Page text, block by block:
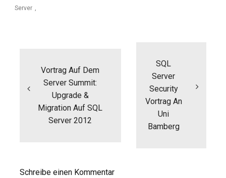
Server
Vortrag Auf Dem
Server Summit:
Upgrade &
Migration Auf SQL
Server 2012
SQL
Server
Security
Vortrag An
Uni
Bamberg
Schreibe einen Kommentar